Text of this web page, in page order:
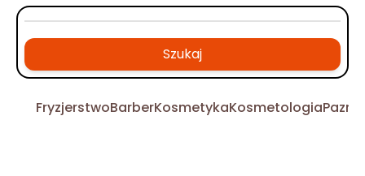
Szukaj
FryzjerstwoBarberKosmetykaKosmetologia